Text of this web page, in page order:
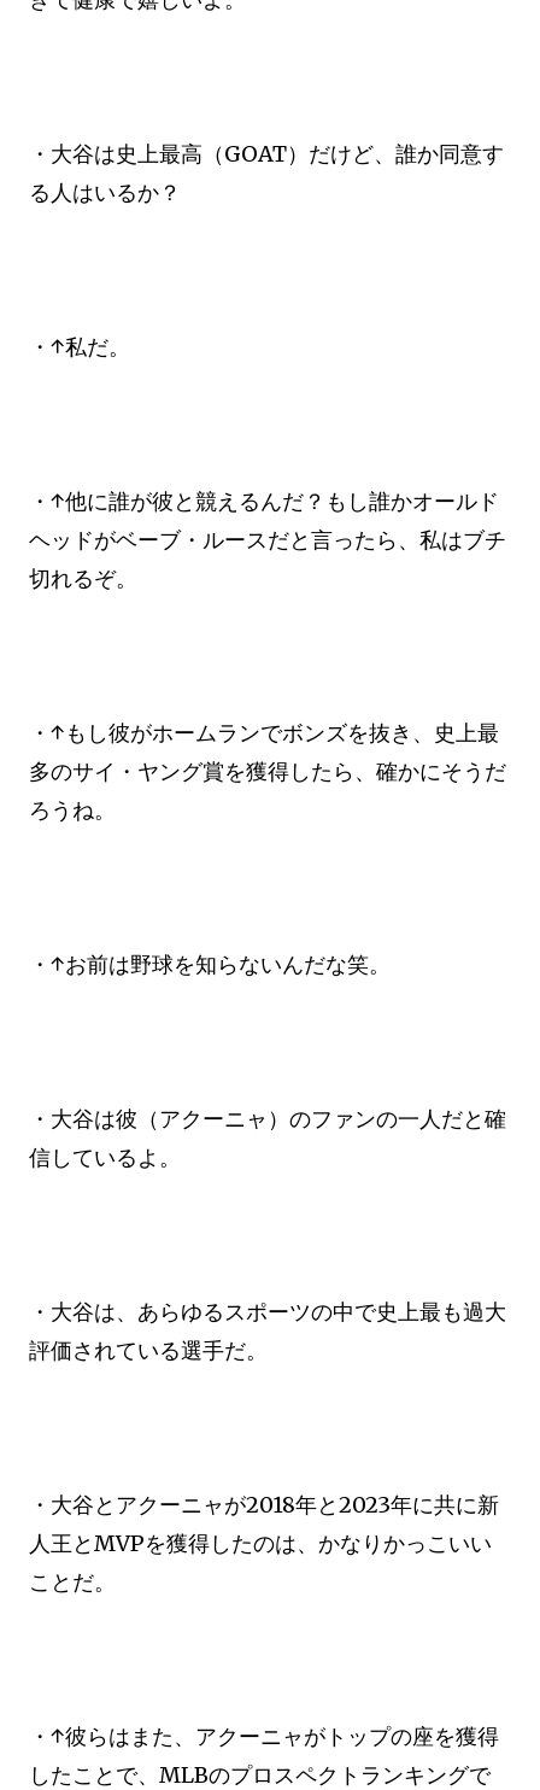
・大谷は史上最高（GOAT）だけど、誰か同意す
る人はいるか？
・↑私だ。
・↑他に誰が彼と競えるんだ？もし誰かオールド
ヘッドがベーブ・ルースだと言ったら、私はブチ
切れるぞ。
・↑もし彼がホームランでボンズを抜き、史上最
多のサイ・ヤング賞を獲得したら、確かにそうだ
ろうね。
・↑お前は野球を知らないんだな笑。
・大谷は彼（アクーニャ）のファンの一人だと確
信しているよ。
・大谷は、あらゆるスポーツの中で史上最も過大
評価されている選手だ。
・大谷とアクーニャが2018年と2023年に共に新
人王とMVPを獲得したのは、かなりかっこいい
ことだ。
・↑彼らはまた、アクーニャがトップの座を獲得
したことで、MLBのプロスペクトランキングで